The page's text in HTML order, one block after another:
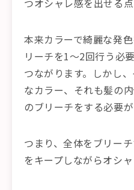
つオシャレ感を出せる点
本来カラーで綺麗な発
リーチを1〜2回行う必
つながります。しかし
なカラー、それも髪の
のブリーチをする必要が
つまり、全体をブリー
をキープしながらオシ